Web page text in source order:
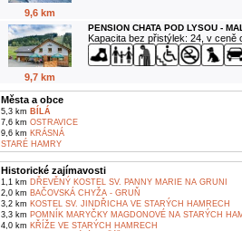
9,6 km
9,7 km
PENSION CHATA POD LYSOU -
Kapacita bez přistýlek: 24, v ceně
Města a obce
5,3 km BÍLÁ
7,6 km OSTRAVICE
9,6 km KRÁSNÁ
STARÉ HAMRY
Historické zajímavosti
1,1 km DŘEVĚNÝ KOSTEL SV. PANNY MARIE NA GRUNI
2,0 km BAČOVSKÁ CHYŽA - GRUŇ
3,2 km KOSTEL SV. JINDŘICHA VE STARÝCH HAMRECH
3,3 km POMNÍK MARYČKY MAGDONOVÉ NA STARÝCH
4,0 km KŘÍŽE VE STARÝCH HAMRECH